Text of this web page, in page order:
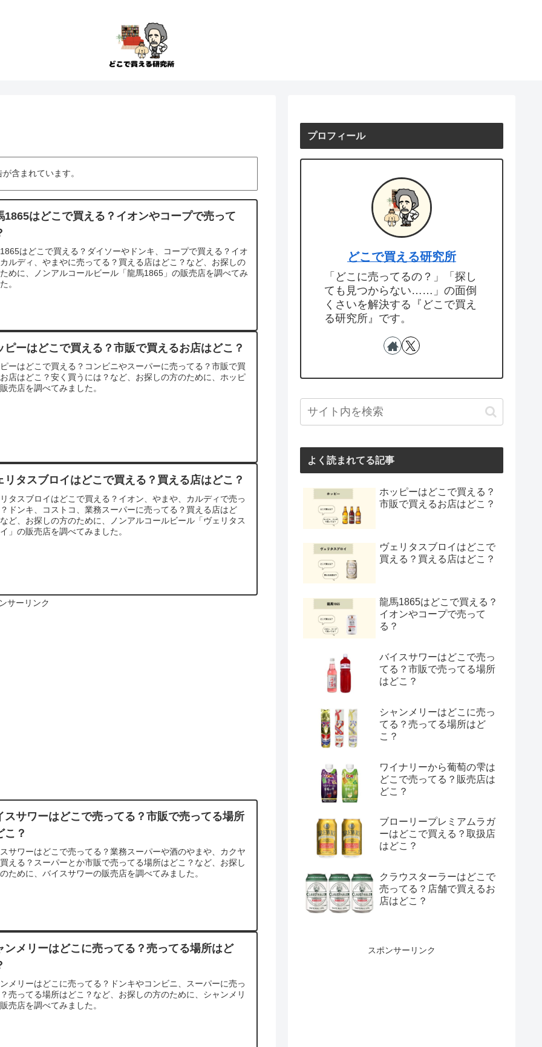
含まれています。
1865はどこで買える？イオンやコープで売って
はどこで買える？ダイソーやドンキ、コープで買える？イオ
ルディ、やまやに売ってる？買える店はどこ？など、お探しの
めに、ノンアルコールビール「龍馬1865」の販売店を調べてみ
。
ピーはどこで買える？市販で買えるお店はどこ？
ーはどこで買える？コンビニやスーパーに売ってる？市販で買
店はどこ？安く買うには？など、お探しの方のために、ホッピ
売店を調べてみました。
リタスブロイはどこで買える？買える店はどこ？
タスブロイはどこで買える？イオン、やまや、カルディで売っ
ドンキ、コストコ、業務スーパーに売ってる？買える店はど
ど、お探しの方のために、ノンアルコールビール「ヴェリタス
」の販売店を調べてみました。
サーリンク
スサワーはどこで売ってる？市販で売ってる場所
こ？
サワーはどこで売ってる？業務スーパーや酒のやまや、カクヤ
える？スーパーとか市販で売ってる場所はどこ？など、お探し
ために、バイスサワーの販売店を調べてみました。
ンメリーはどこに売ってる？売ってる場所はど
メリーはどこに売ってる？ドンキやコンビニ、スーパーに売っ
売ってる場所はどこ？など、お探しの方のために、シャンメリ
売店を調べてみました。
プロフィール
どこで買える研究所
「どこに売ってるの？」「探し
ても見つからない……」の面倒
くさいを解決する『どこで買え
る研究所』です。
よく読まれてる記事
ホッピーはどこで買える？
市販で買えるお店はどこ？
ヴェリタスブロイはどこで
買える？買える店はどこ？
龍馬1865はどこで買える？
イオンやコープで売って
る？
バイスサワーはどこで売っ
てる？市販で売ってる場所
はどこ？
シャンメリーはどこに売っ
てる？売ってる場所はど
こ？
ワイナリーから葡萄の雫は
どこで売ってる？販売店は
どこ？
ブローリープレミアムラガ
ーはどこで買える？取扱店
はどこ？
クラウスターラーはどこで
売ってる？店舗で買えるお
店はどこ？
スポンサーリンク